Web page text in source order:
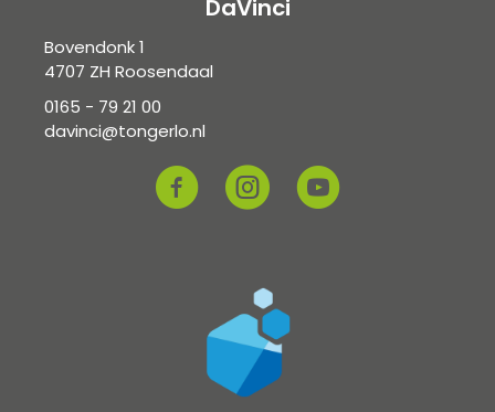
DaVinci
Bovendonk 1
4707 ZH Roosendaal
0165 - 79 21 00
davinci@tongerlo.nl